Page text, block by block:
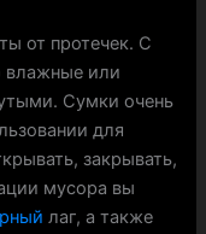
от протечек. С
влажные или
Сумки очень
для
закрывать,
мусора вы
лаг, а также